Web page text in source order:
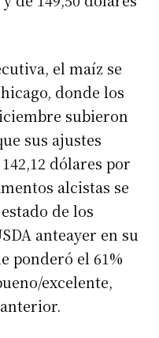
el maíz se
donde los
subieron
sus ajustes
dólares por
alcistas se
de los
anteayer en su
ponderó el 61%
excelente,